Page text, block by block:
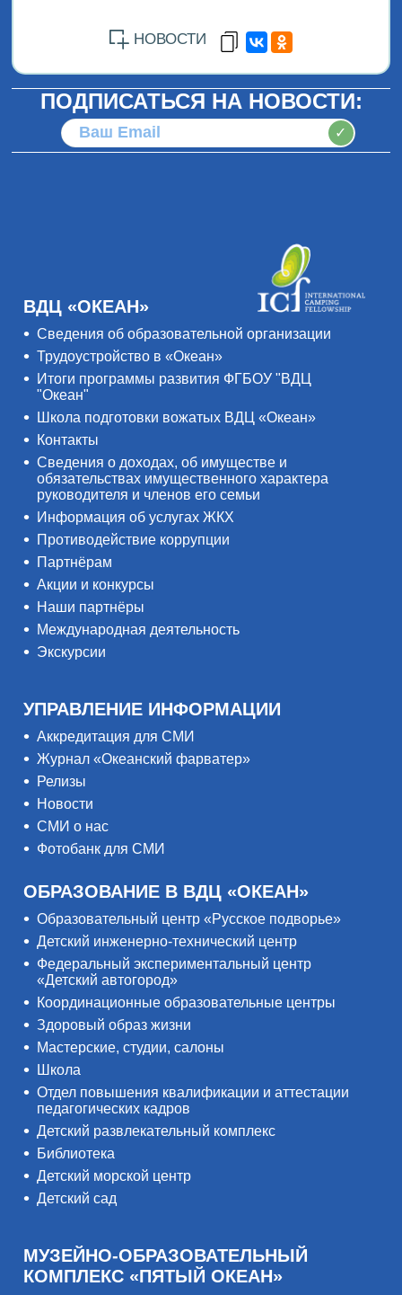
НОВОСТИ
ПОДПИСАТЬСЯ НА НОВОСТИ:
✓
ВДЦ «ОКЕАН»
Сведения об образовательной организации
Трудоустройство в «Океан»
Итоги программы развития ФГБОУ "ВДЦ
"Океан"
Школа подготовки вожатых ВДЦ «Океан»
Контакты
Сведения о доходах, об имуществе и
обязательствах имущественного характера
руководителя и членов его семьи
Информация об услугах ЖКХ
Противодействие коррупции
Партнёрам
Акции и конкурсы
Наши партнёры
Международная деятельность
Экскурсии
УПРАВЛЕНИЕ ИНФОРМАЦИИ
Аккредитация для СМИ
Журнал «Океанский фарватер»
Релизы
Новости
СМИ о нас
Фотобанк для СМИ
ОБРАЗОВАНИЕ В ВДЦ «ОКЕАН»
Образовательный центр «Русское подворье»
Детский инженерно-технический центр
Федеральный экспериментальный центр
«Детский автогород»
Координационные образовательные центры
Здоровый образ жизни
Мастерские, студии, салоны
Школа
Отдел повышения квалификации и аттестации
педагогических кадров
Детский развлекательный комплекс
Библиотека
Детский морской центр
Детский сад
МУЗЕЙНО-ОБРАЗОВАТЕЛЬНЫЙ
КОМПЛЕКС «ПЯТЫЙ ОКЕАН»